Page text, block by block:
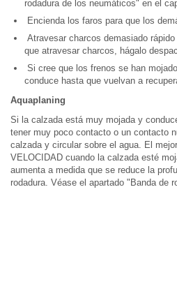
rodadura de los neumáticos" en el
Encienda los faros para que los
Atravesar charcos demasiado
que atravesar charcos, hágalo
Si cree que los frenos se han
conduce hasta que vuelvan a
Aquaplaning
Si la calzada está muy mojada y
tener muy poco contacto o un contacto
calzada y circular sobre el agua. El
VELOCIDAD cuando la calzada esté
aumenta a medida que se reduce la
rodadura. Véase el apartado "Banda de